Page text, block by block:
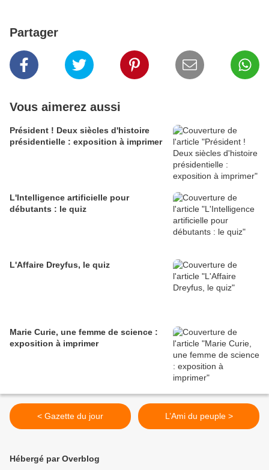
Partager
Vous aimerez aussi
Président ! Deux siècles d'histoire
présidentielle : exposition à imprimer
L'Intelligence artificielle pour
débutants : le quiz
L'Affaire Dreyfus, le quiz
Marie Curie, une femme de science :
exposition à imprimer
< Gazette du jour L’Ami du peuple >
Hébergé par Overblog